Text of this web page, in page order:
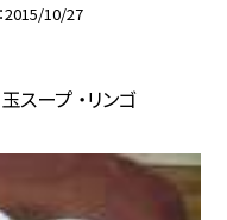
2015/10/27
スープ ・リンゴ